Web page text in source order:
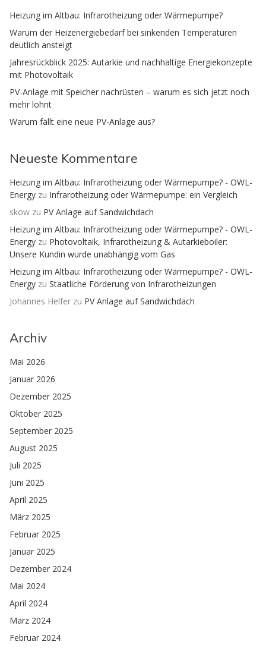
Heizung im Altbau: Infrarotheizung oder Wärmepumpe?
Warum der Heizenergiebedarf bei sinkenden Temperaturen
deutlich ansteigt
Jahresrückblick 2025: Autarkie und nachhaltige Energiekonzepte
mit Photovoltaik
PV-Anlage mit Speicher nachrüsten – warum es sich jetzt noch
mehr lohnt
Warum fällt eine neue PV-Anlage aus?
Neueste Kommentare
Heizung im Altbau: Infrarotheizung oder Wärmepumpe? - OWL-
Energy zu Infrarotheizung oder Wärmepumpe: ein Vergleich
skow zu PV Anlage auf Sandwichdach
Heizung im Altbau: Infrarotheizung oder Wärmepumpe? - OWL-
Energy zu Photovoltaik, Infrarotheizung & Autarkieboiler:
Unsere Kundin wurde unabhängig vom Gas
Heizung im Altbau: Infrarotheizung oder Wärmepumpe? - OWL-
Energy zu Staatliche Förderung von Infrarotheizungen
Johannes Helfer zu PV Anlage auf Sandwichdach
Archiv
Mai 2026
Januar 2026
Dezember 2025
Oktober 2025
September 2025
August 2025
Juli 2025
Juni 2025
April 2025
März 2025
Februar 2025
Januar 2025
Dezember 2024
Mai 2024
April 2024
März 2024
Februar 2024